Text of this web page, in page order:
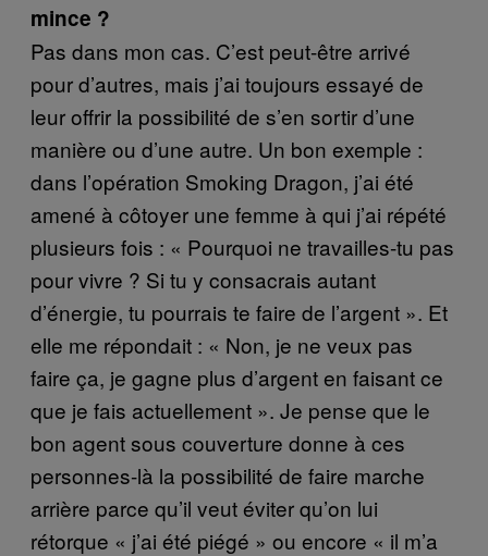
mince ?
Pas dans mon cas. C’est peut-être arrivé
pour d’autres, mais j’ai toujours essayé de
leur offrir la possibilité de s’en sortir d’une
manière ou d’une autre. Un bon exemple :
dans l’opération Smoking Dragon, j’ai été
amené à côtoyer une femme à qui j’ai répété
plusieurs fois : « Pourquoi ne travailles-tu pas
pour vivre ? Si tu y consacrais autant
d’énergie, tu pourrais te faire de l’argent ». Et
elle me répondait : « Non, je ne veux pas
faire ça, je gagne plus d’argent en faisant ce
que je fais actuellement ». Je pense que le
bon agent sous couverture donne à ces
personnes-là la possibilité de faire marche
arrière parce qu’il veut éviter qu’on lui
rétorque « j’ai été piégé » ou encore « il m’a